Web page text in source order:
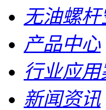
无油螺
产品中心
行业应用
新闻资讯